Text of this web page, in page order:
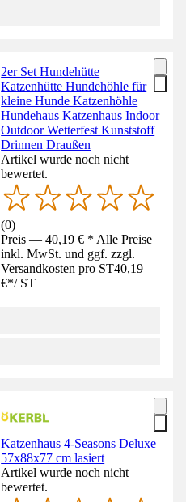
2er Set Hundehütte
Katzenhütte Hundehöhle für
kleine Hunde Katzenhöhle
Hundehaus Katzenhaus Indoor
Outdoor Wetterfest Kunststoff
Drinnen Draußen
Artikel wurde noch nicht
bewertet.
(0)
Preis — 40,19 € * Alle Preise
inkl. MwSt. und ggf. zzgl.
Versandkosten pro ST40,19
€*/ ST
Katzenhaus 4-Seasons Deluxe
57x88x77 cm lasiert
Artikel wurde noch nicht
bewertet.